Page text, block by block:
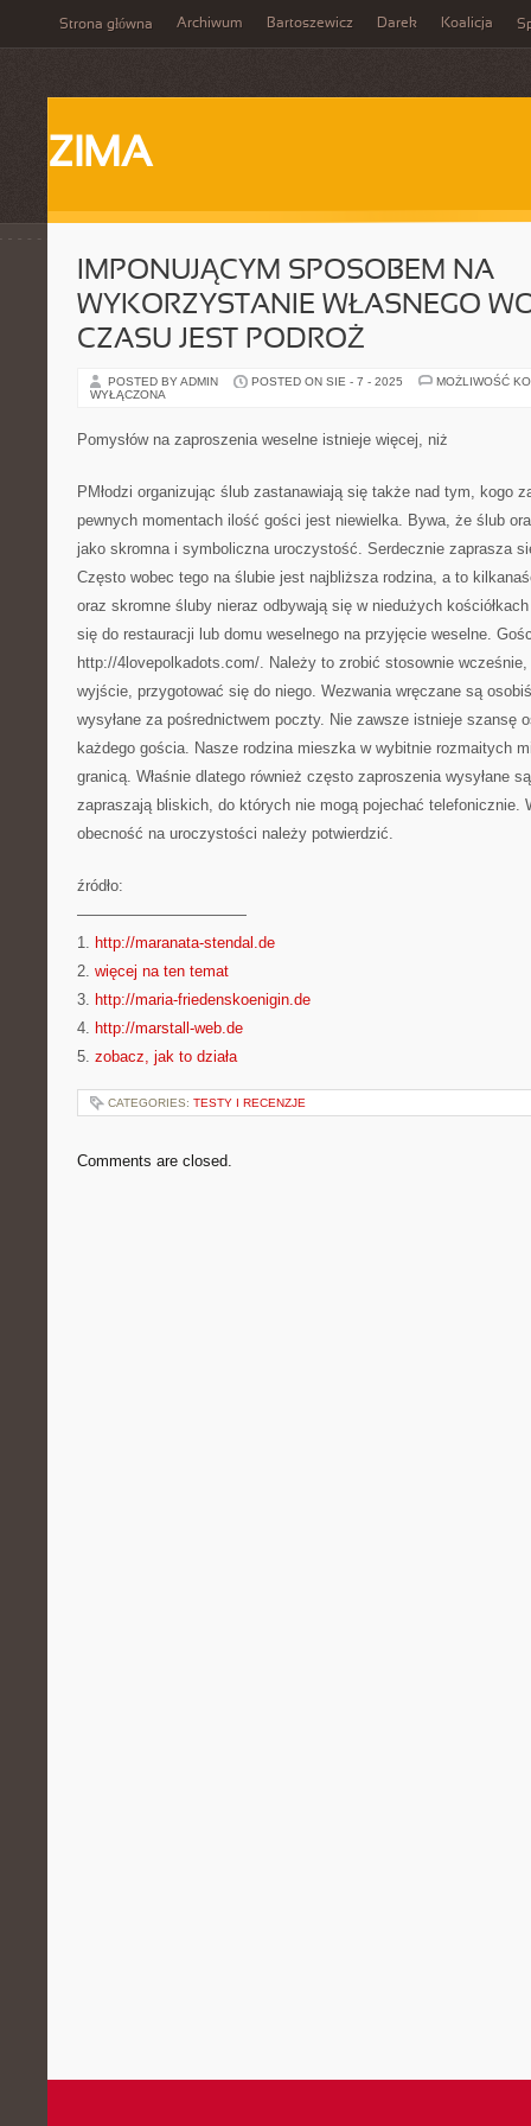
Strona główna Archiwum Bartoszewicz Darek Koalicja
ZIMA
IMPONUJĄCYM SPOSOBEM NA
WYKORZYSTANIE WŁASNEGO
CZASU JEST PODROŻ
POSTED BY ADMIN POSTED ON SIE - 7 - 2025
MOŻLIWOŚĆ
WYŁĄCZONA
Pomysłów na zaproszenia weselne istnieje więcej, niż
PMłodzi organizując ślub zastanawiają się także nad tym, kogo
pewnych momentach ilość gości jest niewielka. Bywa, że ślub
jako skromna i symboliczna uroczystość. Serdecznie zaprasza
Często wobec tego na ślubie jest najbliższa rodzina, a to
oraz skromne śluby nieraz odbywają się w niedużych
się do restauracji lub domu weselnego na przyjęcie weselne.
http://4lovepolkadots.com/. Należy to zrobić stosownie
wyjście, przygotować się do niego. Wezwania wręczane są
wysyłane za pośrednictwem poczty. Nie zawsze istnieje szansę
każdego gościa. Nasze rodzina mieszka w wybitnie rozmaitych
granicą. Właśnie dlatego również często zaproszenia wysyłane
zapraszają bliskich, do których nie mogą pojechać telefonicznie.
obecność na uroczystości należy potwierdzić.
źródło:
———————————
1. http://maranata-stendal.de
2. więcej na ten temat
3. http://maria-friedenskoenigin.de
4. http://marstall-web.de
5. zobacz, jak to działa
CATEGORIES: TESTY I RECENZJE
Comments are closed.